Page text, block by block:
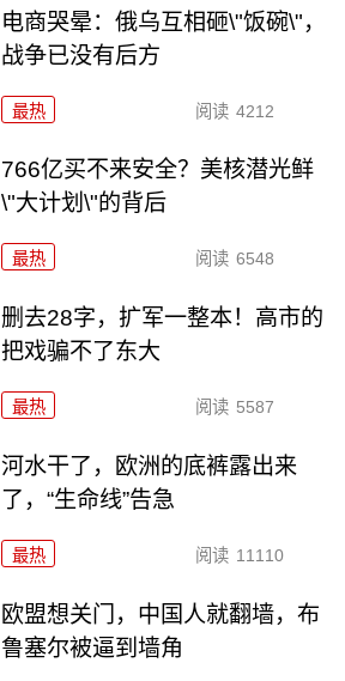
电商哭晕：俄乌互相砸\"饭碗\"，
战争已没有后方
最热 阅读 4212
766亿买不来安全？美核潜光鲜
\"大计划\"的背后
最热 阅读 6548
删去28字，扩军一整本！高市的
把戏骗不了东大
最热 阅读 5587
河水干了，欧洲的底裤露出来
了，“生命线”告急
最热 阅读 11110
欧盟想关门，中国人就翻墙，布
鲁塞尔被逼到墙角